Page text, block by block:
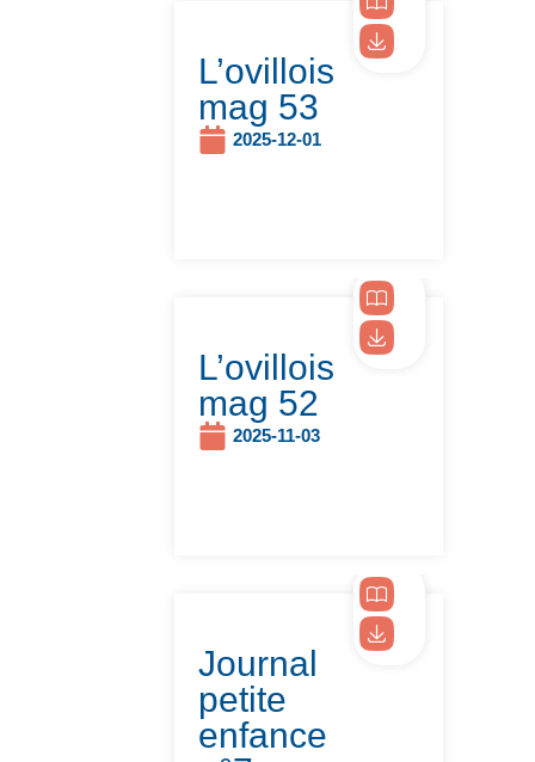
2025-12-01
L’ovillois
mag 53
2025-11-03
L’ovillois
mag 52
Journal
petite
enfance